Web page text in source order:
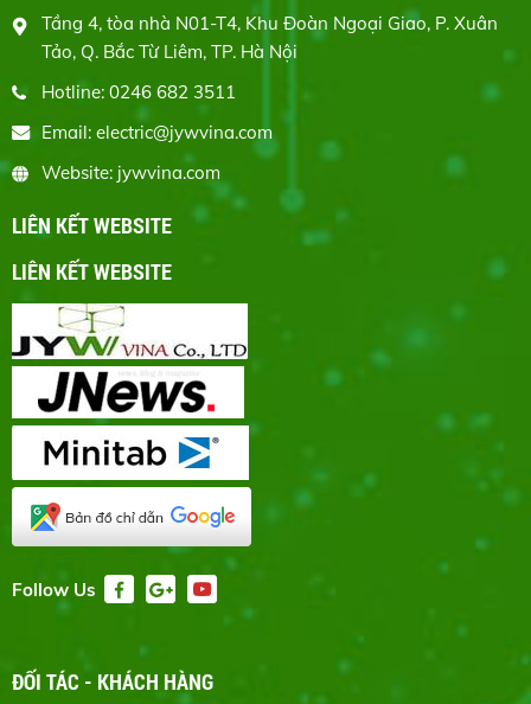
Tầng 4, tòa nhà N01-T4, Khu Đoàn Ngoại Giao, P. Xuân
Tảo, Q. Bắc Từ Liêm, TP. Hà Nội
Hotline: 0246 682 3511
Email: electric@jywvina.com
Website: jywvina.com
LIÊN KẾT WEBSITE
LIÊN KẾT WEBSITE
Follow Us
ĐỐI TÁC - KHÁCH HÀNG